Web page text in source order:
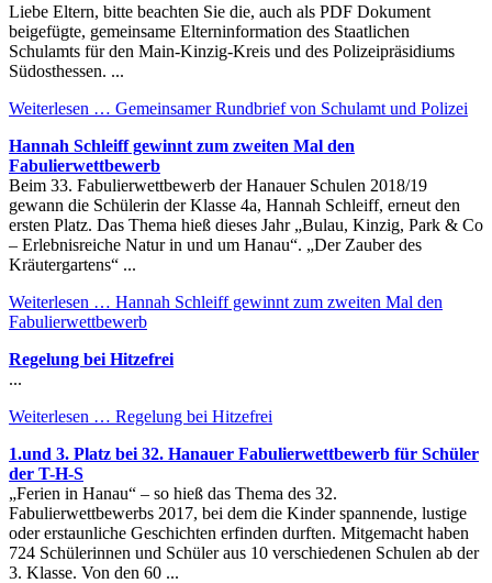
Liebe Eltern, bitte beachten Sie die, auch als PDF Dokument
beigefügte, gemeinsame Elterninformation des Staatlichen
Schulamts für den Main-Kinzig-Kreis und des Polizeipräsidiums
Südosthessen. ...
Weiterlesen … Gemeinsamer Rundbrief von Schulamt und Polizei
Hannah Schleiff gewinnt zum zweiten Mal den
Fabulierwettbewerb
Beim 33. Fabulierwettbewerb der Hanauer Schulen 2018/19
gewann die Schülerin der Klasse 4a, Hannah Schleiff, erneut den
ersten Platz. Das Thema hieß dieses Jahr „Bulau, Kinzig, Park & Co
– Erlebnisreiche Natur in und um Hanau“. „Der Zauber des
Kräutergartens“ ...
Weiterlesen … Hannah Schleiff gewinnt zum zweiten Mal den
Fabulierwettbewerb
Regelung bei Hitzefrei
...
Weiterlesen … Regelung bei Hitzefrei
1.und 3. Platz bei 32. Hanauer Fabulierwettbewerb für Schüler
der T-H-S
„Ferien in Hanau“ – so hieß das Thema des 32.
Fabulierwettbewerbs 2017, bei dem die Kinder spannende, lustige
oder erstaunliche Geschichten erfinden durften. Mitgemacht haben
724 Schülerinnen und Schüler aus 10 verschiedenen Schulen ab der
3. Klasse. Von den 60 ...